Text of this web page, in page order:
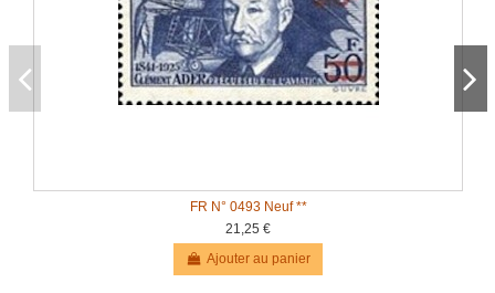
FR N° 0493 Neuf **
21,25 €
Ajouter au panier